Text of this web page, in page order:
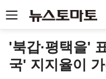
'북갑·평택을'
국' 지지율이